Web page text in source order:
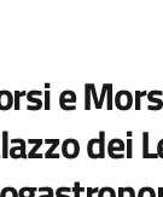
e
dei